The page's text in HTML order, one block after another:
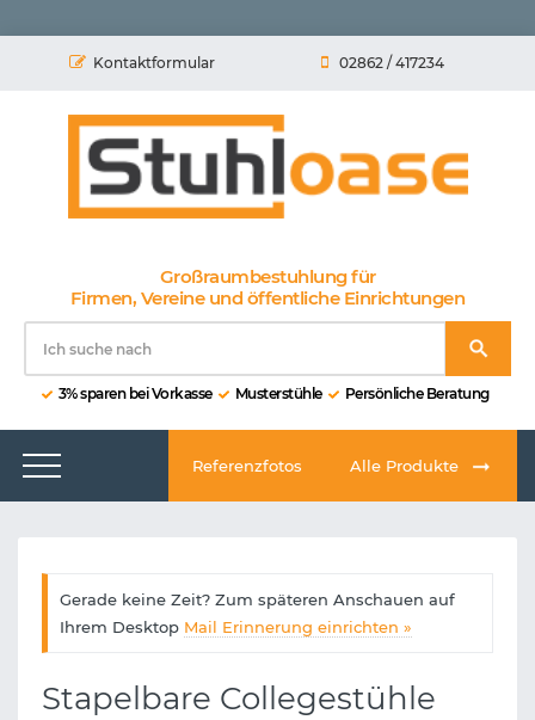
Kontaktformular 02862 / 417234
Großraumbestuhlung für
Firmen, Vereine und öffentliche Einrichtungen
3% sparen bei Vorkasse Musterstühle Persönliche Beratung
Referenzfotos Alle Produkte
Gerade keine Zeit? Zum späteren Anschauen auf
Ihrem Desktop Mail Erinnerung einrichten »
Stapelbare Collegestühle